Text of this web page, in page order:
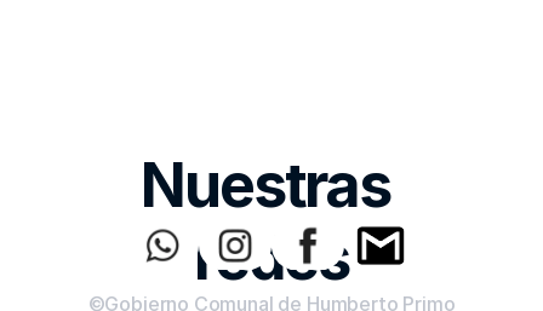
Nuestras
redes
©Gobierno Comunal de Humberto Primo